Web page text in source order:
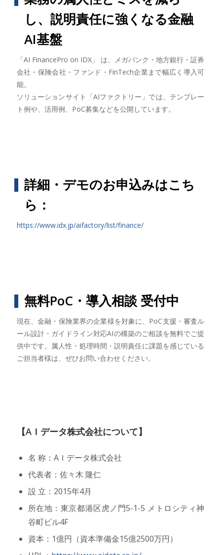
し、説明責任に強くなる金融
AI基盤
「AI FinancePro on IDX」 は、メガバンク・地方銀行・証券
会社・保険会社・ファンド・FinTech企業まで幅広く導入可
能。
ソリューションサイト「AIファクトリー」では、テンプレー
ト例や、活用例、PoC募集などを公開しています。
詳細・デモのお申込みはこち
ら：
https://www.idx.jp/aifactory/list/finance/
無料PoC・導入相談 受付中
現在、金融・保険業界の企業様を対象に、PoC支援・審査ル
ール設計・ガイドライン対応AIの構築のご相談を無料でご提
供中です。属人性・処理時間・説明責任に課題を感じている
ご担当者様は、ぜひお問い合わせください。
【AＩデータ株式会社について】
名 称：AＩデータ株式会社
代表者：佐々木 隆仁
設 立：2015年4月
所在地：東京都港区虎ノ門5-1-5 メトロシティ神
谷町ビル4F
資本：1億円（資本準備金15億2500万円）